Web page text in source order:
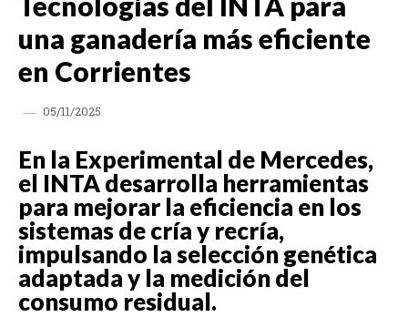
una ganadería más eficiente
en Corrientes
05/11/2025
En la Experimental de Mercedes,
el INTA desarrolla herramientas
para mejorar la eficiencia en los
sistemas de cría y recría,
impulsando la selección genética
adaptada y la medición del
consumo residual.